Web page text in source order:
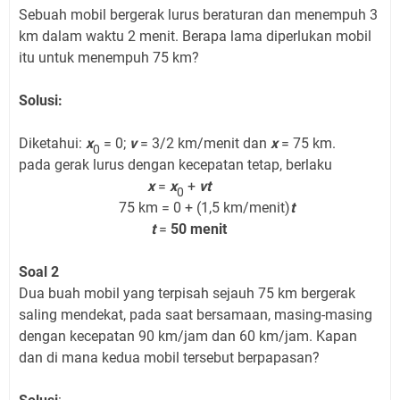
Sebuah mobil bergerak lurus beraturan dan menempuh 3
km dalam waktu 2 menit. Berapa lama diperlukan mobil
itu untuk menempuh 75 km?
Solusi:
Diketahui: x0 = 0; v= 3/2 km/menit dan x= 75 km.
pada gerak lurus dengan kecepatan tetap, berlaku
x= x0 + vt
75 km = 0 + (1,5 km/menit)t
t= 50 menit
Soal 2
Dua buah mobil yang terpisah sejauh 75 km bergerak
saling mendekat, pada saat bersamaan, masing-masing
dengan kecepatan 90 km/jam dan 60 km/jam. Kapan
dan di mana kedua mobil tersebut berpapasan?